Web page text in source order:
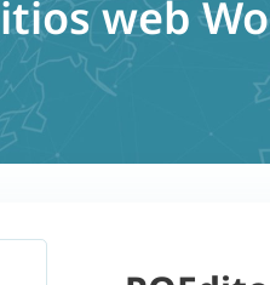
web